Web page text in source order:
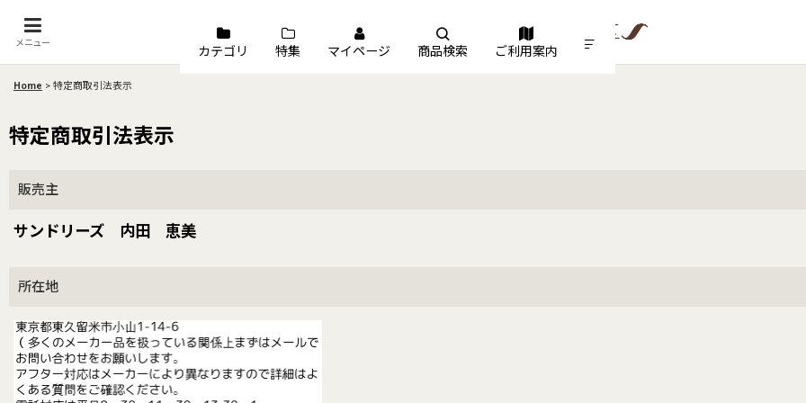
メニュー
カテゴリ 特集 マイページ 商品検索 ご利用案内
Home > 特定商取引法表示
特定商取引法表示
販売主
サンドリーズ 内田 恵美
所在地